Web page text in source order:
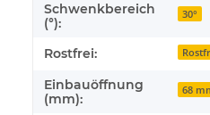
Schwenkbereich
(°):
30°
Rostfrei:
Einbauöffnung
(mm):
68